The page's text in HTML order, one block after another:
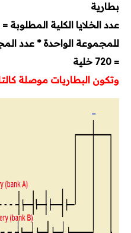
بطارية
عدد الخلايا الكلية المطلوبة
= 720 خلية
وتكون البطاريات موصلة